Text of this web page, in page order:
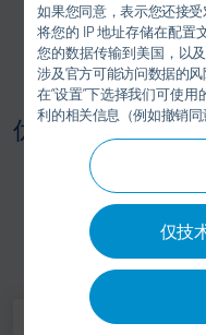
如果您同意，表示您还接
将您的 IP 地址存储在配置
您的数据传输到美国，以
涉及官方可能访问数据的
在“设置”下选择我们可使
利的相关信息（例如撤销同
仅技
连续补给材料JIT/
自动导引小车车队
使用存储控制进行
优点:
端到端跟踪，具有
生产稳定
通过自动导引小车
对从冲压到车身
进行了优化